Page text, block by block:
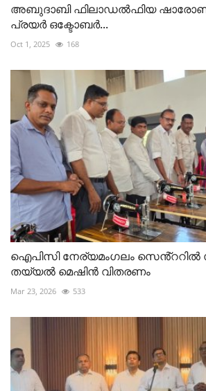
അബുദാബി ഫിലാഡൽഫിയ ഷാരോൺ
പ്രയർ ഒക്ടോബർ...
Oct 1, 2025 168
ഐപിസി നേര്യമംഗലം
തയ്യൽ മെഷിൻ വിതരണം
Mar 23, 2026 533